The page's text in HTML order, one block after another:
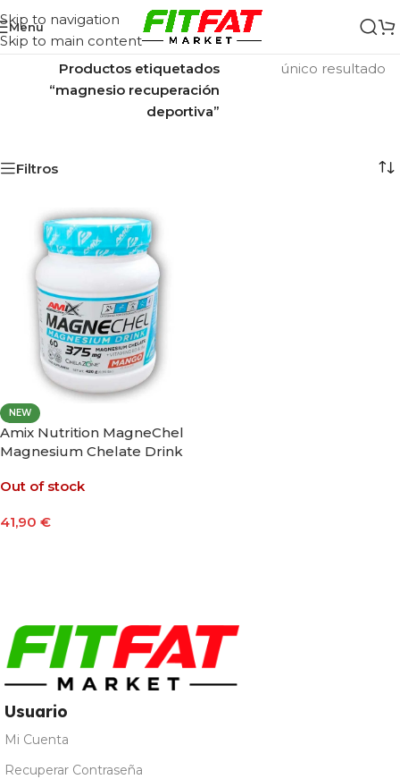
Skip to navigation
Skip to main content
Menu
Inicio/
Productos etiquetados
“magnesio recuperación
deportiva”
único resultado
Filtros
NEW
Amix Nutrition MagneChel
Magnesium Chelate Drink
Out of stock
41,90 €
Usuario
Mi Cuenta
Recuperar Contraseña